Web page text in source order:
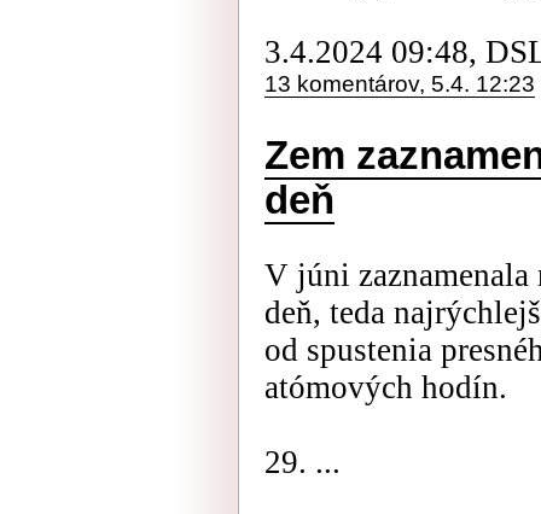
3.4.2024 09:48,
13 komentárov, 5.4. 12:23
Zem
deň
V júni zaznamenala
deň, teda
od spustenia
atómových hodín.
29. ...